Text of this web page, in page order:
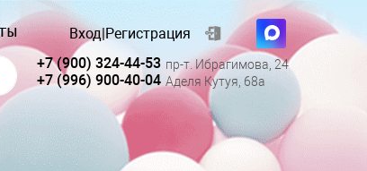
Вход|Регистрация
+7 (900) 324-44-53 пр-т. Ибрагимова, 24
+7 (996) 900-40-04 Аделя Кутуя, 68а